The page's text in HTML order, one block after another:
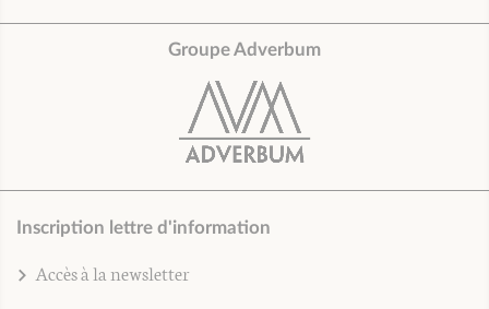
Groupe Adverbum
Inscription lettre d'information
Accès à la newsletter